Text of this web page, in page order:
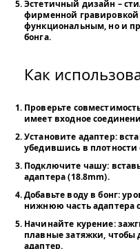
Эстетичный дизайн –
фирменной гравировкой
функциональным, но и
бонга.
Как
Проверьте
имеет входное
Установите адаптер:
убедившись в плотности
Подключите чашу:
адаптера (18.8mm).
Добавьте воду в бонг:
нижнюю часть адаптера
Начинайте курение:
плавные затяжки, чтобы
адаптер.